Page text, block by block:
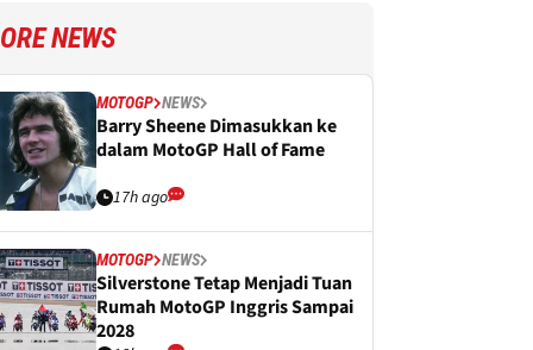
NEWS
MOTOGP NEWS
Barry Sheene Dimasukkan ke
dalam MotoGP Hall of Fame
17h ago
MOTOGP NEWS
Silverstone Tetap Menjadi Tuan
Rumah MotoGP Inggris Sampai
2028